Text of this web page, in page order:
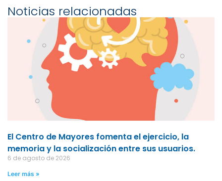
Noticias relacionadas
El Centro de Mayores fomenta el ejercicio, la
memoria y la socialización entre sus usuarios.
6 de agosto de 2026
Leer más »